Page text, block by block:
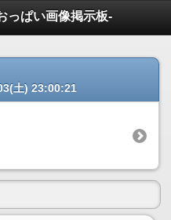
ぱい画像掲示板-
土) 23:00:21